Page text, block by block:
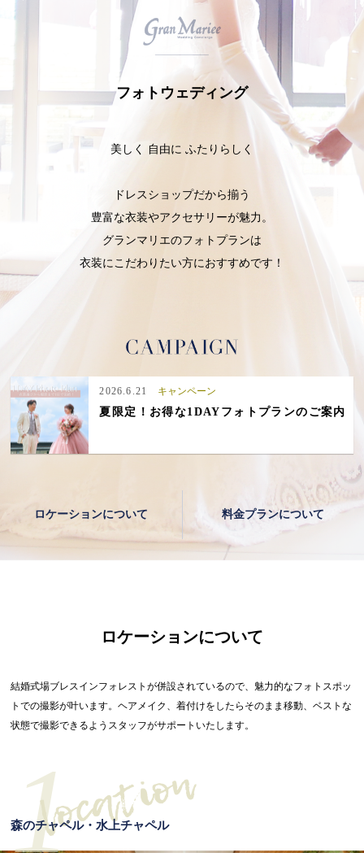
フォトウェディング
美しく 自由に ふたりらしく
ドレスショップだから揃う
豊富な衣装やアクセサリーが魅力。
グランマリエのフォトプランは
衣装にこだわりたい方におすすめです！
2026.6.21 キャンペーン
夏限定！お得な1DAYフォトプランのご案内
ロケーションについて 料金プランについて
ロケーションについて
結婚式場ブレスインフォレストが併設されているので、魅力的なフォトスポッ
トでの撮影が叶います。ヘアメイク、着付けをしたらそのまま移動、ベストな
状態で撮影できるようスタッフがサポートいたします。
森のチャペル・水上チャペル
1